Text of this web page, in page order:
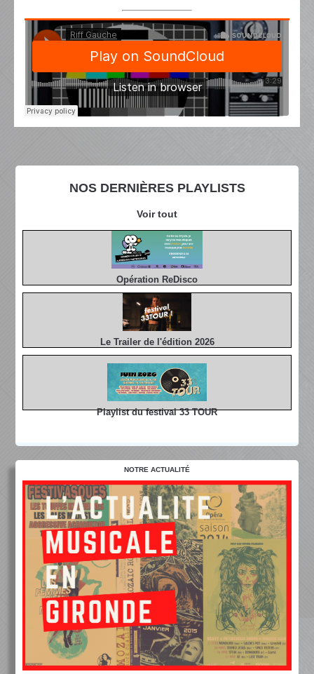
NOS DERNIÈRES PLAYLISTS
Voir tout
Opération ReDisco
Le Trailer de l'édition 2026
Playlist du festival 33 TOUR
NOTRE ACTUALITÉ